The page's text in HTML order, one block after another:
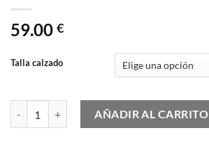
59.00 €
Talla calzado
Air Jordan 11 "Gratitude" cantidad
AÑADIR AL CARRITO